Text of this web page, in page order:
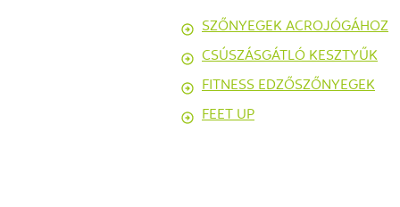
SZŐNYEGEK ACROJÓGÁHOZ
CSÚSZÁSGÁTLÓ KESZTYŰK
FITNESS EDZŐSZŐNYEGEK
FEET UP